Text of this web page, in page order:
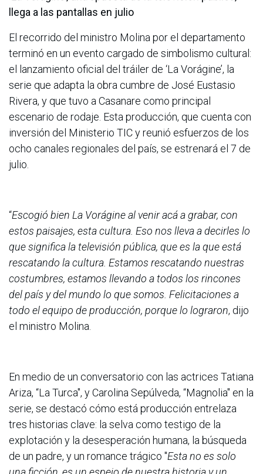
llega a las pantallas en julio
El recorrido del ministro Molina por el departamento
terminó en un evento cargado de simbolismo cultural:
el lanzamiento oficial del tráiler de ‘La Vorágine’, la
serie que adapta la obra cumbre de José Eustasio
Rivera, y que tuvo a Casanare como principal
escenario de rodaje. Esta producción, que cuenta con
inversión del Ministerio TIC y reunió esfuerzos de los
ocho canales regionales del país, se estrenará el 7 de
julio.
“Escogió bien La Vorágine al venir acá a grabar, con
estos paisajes, esta cultura. Eso nos lleva a decirles lo
que significa la televisión pública, que es la que está
rescatando la cultura. Estamos rescatando nuestras
costumbres, estamos llevando a todos los rincones
del país y del mundo lo que somos. Felicitaciones a
todo el equipo de producción, porque lo lograron, dijo
el ministro Molina.
En medio de un conversatorio con las actrices Tatiana
Ariza, “La Turca", y Carolina Sepúlveda, “Magnolia" en la
serie, se destacó cómo está producción entrelaza
tres historias clave: la selva como testigo de la
explotación y la desesperación humana, la búsqueda
de un padre, y un romance trágico "Esta no es solo